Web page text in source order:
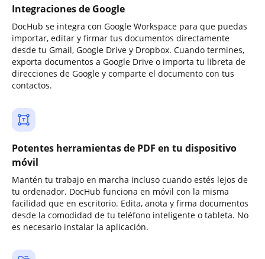
Integraciones de Google
DocHub se integra con Google Workspace para que puedas
importar, editar y firmar tus documentos directamente
desde tu Gmail, Google Drive y Dropbox. Cuando termines,
exporta documentos a Google Drive o importa tu libreta de
direcciones de Google y comparte el documento con tus
contactos.
Potentes herramientas de PDF en tu dispositivo
móvil
Mantén tu trabajo en marcha incluso cuando estés lejos de
tu ordenador. DocHub funciona en móvil con la misma
facilidad que en escritorio. Edita, anota y firma documentos
desde la comodidad de tu teléfono inteligente o tableta. No
es necesario instalar la aplicación.